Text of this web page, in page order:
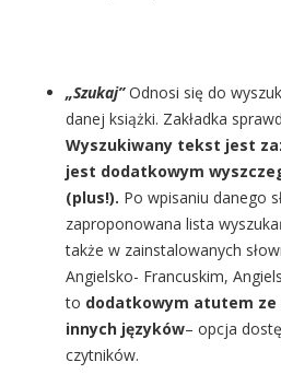
„Szukaj”Odnosi się do
danej książki. Zakładka
Wyszukiwany tekst jest
jest dodatkowym
(plus!). Po wpisaniu danego
zaproponowana lista
także w zainstalowanych
Angielsko- Francuskim,
to dodatkowym atutem ze
innych języków– opcja
czytników.